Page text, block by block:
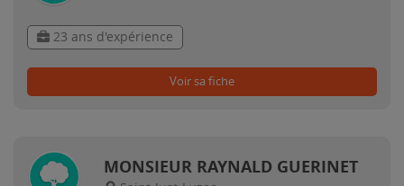
23 ans d'expérience
Voir sa fiche
MONSIEUR RAYNALD GUERINET